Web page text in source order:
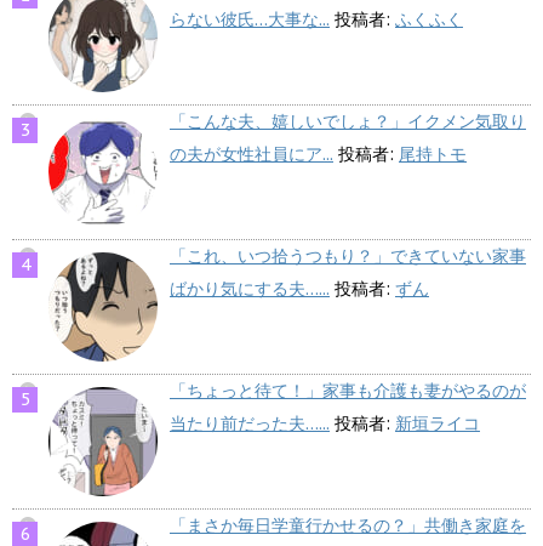
らない彼氏…大事な... 投稿者: ふくふく
「こんな夫、嬉しいでしょ？」イクメン気取り
の夫が女性社員にア... 投稿者: 尾持トモ
「これ、いつ拾うつもり？」できていない家事
ばかり気にする夫…... 投稿者: ずん
「ちょっと待て！」家事も介護も妻がやるのが
当たり前だった夫…... 投稿者: 新垣ライコ
「まさか毎日学童行かせるの？」共働き家庭を